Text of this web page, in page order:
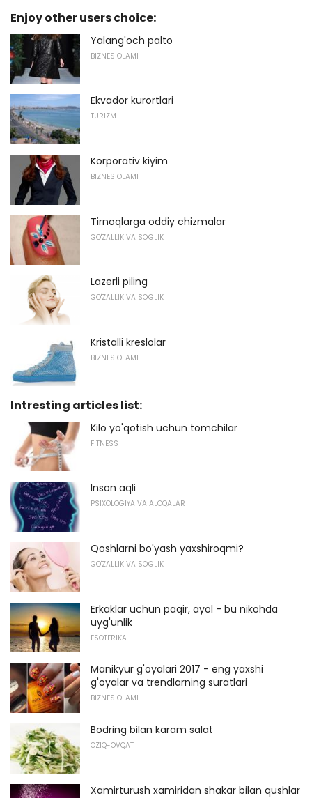
Enjoy other users choice:
Yalang'och palto
BIZNES OLAMI
Ekvador kurortlari
TURIZM
Korporativ kiyim
BIZNES OLAMI
Tirnoqlarga oddiy chizmalar
GO'ZALLIK VA SO'GLIK
Lazerli piling
GO'ZALLIK VA SO'GLIK
Kristalli kreslolar
BIZNES OLAMI
Intresting articles list:
Kilo yo'qotish uchun tomchilar
FITNESS
Inson aqli
PSIXOLOGIYA VA ALOQALAR
Qoshlarni bo'yash yaxshiroqmi?
GO'ZALLIK VA SO'GLIK
Erkaklar uchun paqir, ayol - bu nikohda
uyg'unlik
ESOTERIKA
Manikyur g'oyalari 2017 - eng yaxshi
g'oyalar va trendlarning suratlari
BIZNES OLAMI
Bodring bilan karam salat
OZIQ-OVQAT
Xamirturush xamiridan shakar bilan qushlar